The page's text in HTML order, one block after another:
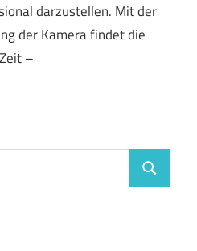
darzustellen. Mit der
der Kamera findet die
–
Suchen